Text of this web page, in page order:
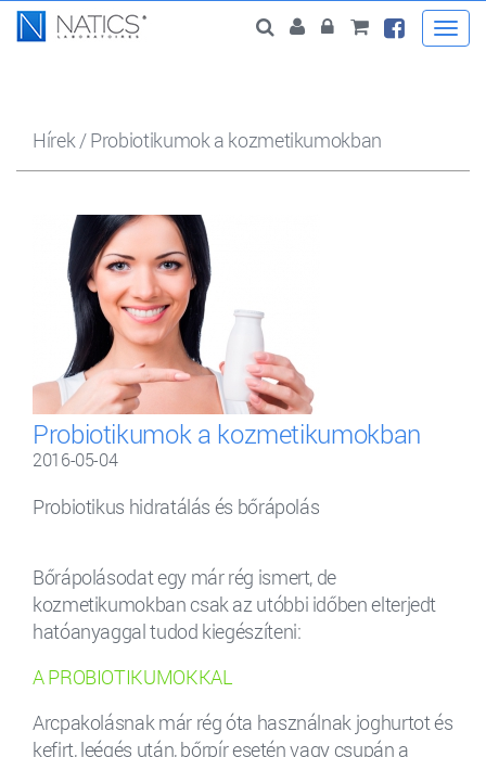
Hírek/Probiotikumok a kozmetikumokban
Probiotikumok a kozmetikumokban
2016-05-04
Probiotikus hidratálás és bőrápolás
Bőrápolásodat egy már rég ismert, de
kozmetikumokban csak az utóbbi időben elterjedt
hatóanyaggal tudod kiegészíteni:
A PROBIOTIKUMOKKAL
Arcpakolásnak már rég óta használnak joghurtot és
kefirt, leégés után, bőrpír esetén vagy csupán a